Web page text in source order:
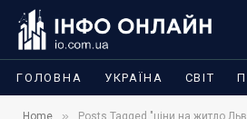
ГОЛОВНА УКРАЇНА СВІТ
Home » Posts Tagged "ціни на житло